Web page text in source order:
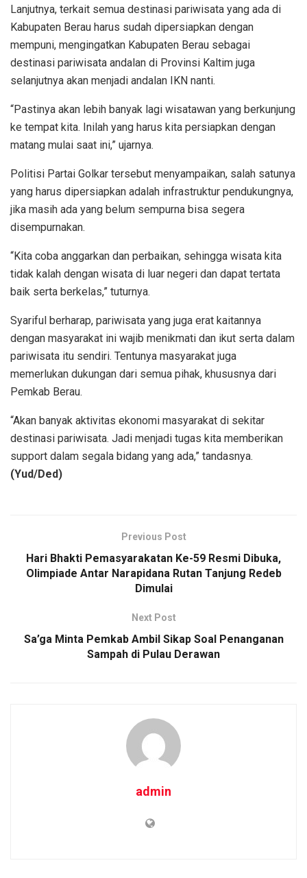
Lanjutnya, terkait semua destinasi pariwisata yang ada di
Kabupaten Berau harus sudah dipersiapkan dengan
mempuni, mengingatkan Kabupaten Berau sebagai
destinasi pariwisata andalan di Provinsi Kaltim juga
selanjutnya akan menjadi andalan IKN nanti.
“Pastinya akan lebih banyak lagi wisatawan yang berkunjung
ke tempat kita. Inilah yang harus kita persiapkan dengan
matang mulai saat ini,” ujarnya.
Politisi Partai Golkar tersebut menyampaikan, salah satunya
yang harus dipersiapkan adalah infrastruktur pendukungnya,
jika masih ada yang belum sempurna bisa segera
disempurnakan.
“Kita coba anggarkan dan perbaikan, sehingga wisata kita
tidak kalah dengan wisata di luar negeri dan dapat tertata
baik serta berkelas,” tuturnya.
Syariful berharap, pariwisata yang juga erat kaitannya
dengan masyarakat ini wajib menikmati dan ikut serta dalam
pariwisata itu sendiri. Tentunya masyarakat juga
memerlukan dukungan dari semua pihak, khususnya dari
Pemkab Berau.
“Akan banyak aktivitas ekonomi masyarakat di sekitar
destinasi pariwisata. Jadi menjadi tugas kita memberikan
support dalam segala bidang yang ada,” tandasnya.
(Yud/Ded)
Previous Post
Hari Bhakti Pemasyarakatan Ke-59 Resmi Dibuka,
Olimpiade Antar Narapidana Rutan Tanjung Redeb
Dimulai
Next Post
Sa’ga Minta Pemkab Ambil Sikap Soal Penanganan
Sampah di Pulau Derawan
admin